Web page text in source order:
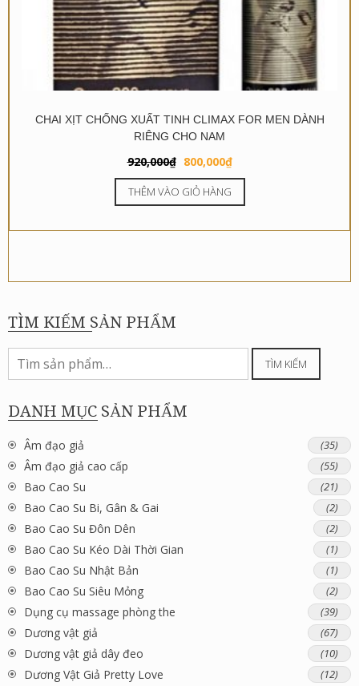
CHAI XỊT CHỐNG XUẤT TINH CLIMAX FOR MEN DÀNH
RIÊNG CHO NAM
920,000₫ Giá
gốc
là:
920,000₫.
800,000₫Giá
hiện
là:
800,000₫.
THÊM VÀO GIỎ HÀNG
TÌM KIẾM SẢN PHẨM
Tìm
kiếm:
TÌM KIẾM
DANH MỤC SẢN PHẨM
Âm đạo giả (35)
Âm đạo giả cao cấp (55)
Bao Cao Su (21)
Bao Cao Su Bi, Gân & Gai (2)
Bao Cao Su Đôn Dên (2)
Bao Cao Su Kéo Dài Thời Gian (1)
Bao Cao Su Nhật Bản (1)
Bao Cao Su Siêu Mỏng (2)
Dụng cụ massage phòng the (39)
Dương vật giả (67)
Dương vật giả dây đeo (10)
Dương Vật Giả Pretty Love (12)